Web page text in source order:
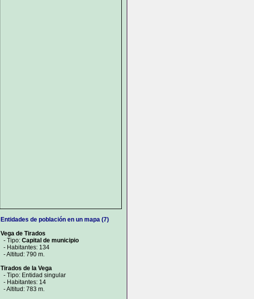
Entidades de población en un mapa (7)
Vega de Tirados
- Tipo: Capital de municipio
- Habitantes: 134
- Altitud: 790 m.
Tirados de la Vega
- Tipo: Entidad singular
- Habitantes: 14
- Altitud: 783 m.